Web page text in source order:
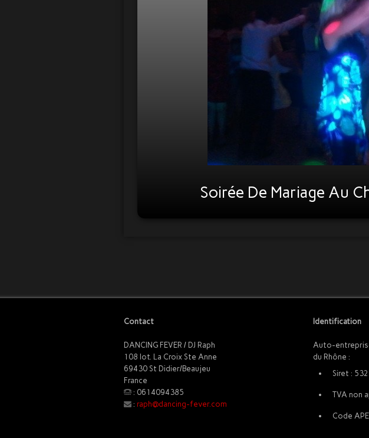
Soirée De Mariage Au
Contact
DANCING FEVER / DJ Raph
108 lot. La Croix Ste Anne
69430 St Didier/Beaujeu
France
: 0614094385
: raph@dancing-fever.com
Identification
Auto-
du Rhône :
Siret :
TVA non
Code